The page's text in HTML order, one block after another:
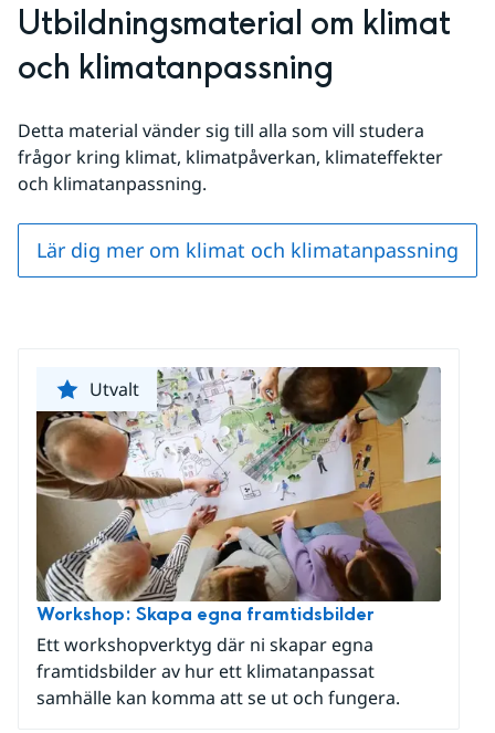
Utbildningsmaterial om klimat
och klimatanpassning
Detta material vänder sig till alla som vill studera
frågor kring klimat, klimatpåverkan, klimateffekter
och klimatanpassning.
Lär dig mer om klimat och klimatanpassning
Utvalt
Workshop: Skapa egna framtidsbilder
Ett workshopverktyg där ni skapar egna
framtidsbilder av hur ett klimatanpassat
samhälle kan komma att se ut och fungera.